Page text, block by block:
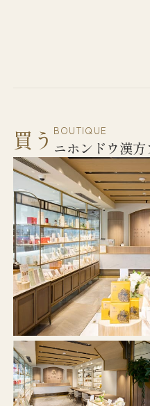
買う BOUTIQUE
ニホンドウ漢